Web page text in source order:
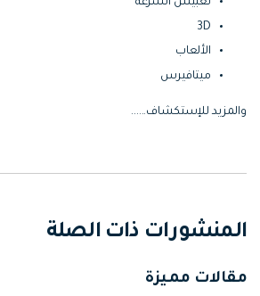
تغبيش السرعة
3D
الألعاب
ميتافيرس
والمزيد للإستكشاف......
المنشورات ذات الصلة
مقالات مميزة